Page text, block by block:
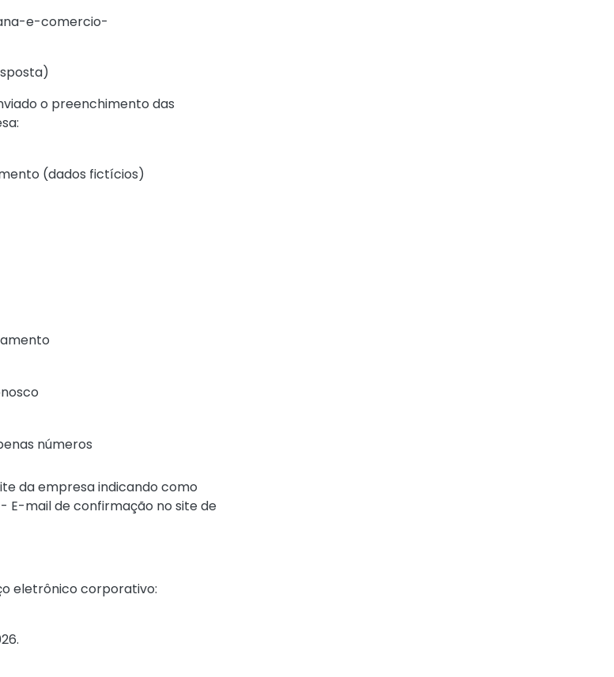
e-comercio-
o preenchimento das
(dados fictícios)
números
da empresa indicando como
E-mail de confirmação no site de
eletrônico corporativo:
.